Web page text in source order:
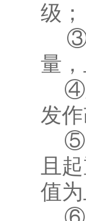
级；
③
量
④
发
⑤
且
值